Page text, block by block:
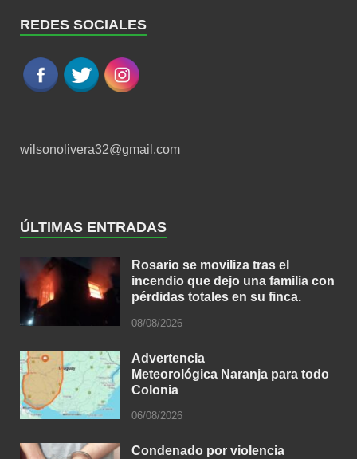
REDES SOCIALES
wilsonolivera32@gmail.com
ÚLTIMAS ENTRADAS
Rosario se moviliza tras el
incendio que dejo una familia con
pérdidas totales en su finca.
08/08/2026
Advertencia
Meteorológica Naranja para todo
Colonia
06/08/2026
Condenado por violencia